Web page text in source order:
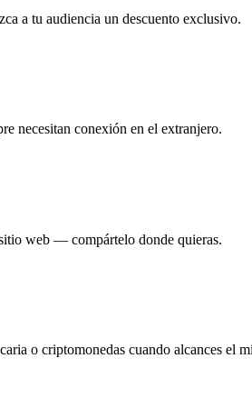
a tu audiencia un descuento exclusivo.
necesitan conexión en el extranjero.
web — compártelo donde quieras.
o criptomonedas cuando alcances el